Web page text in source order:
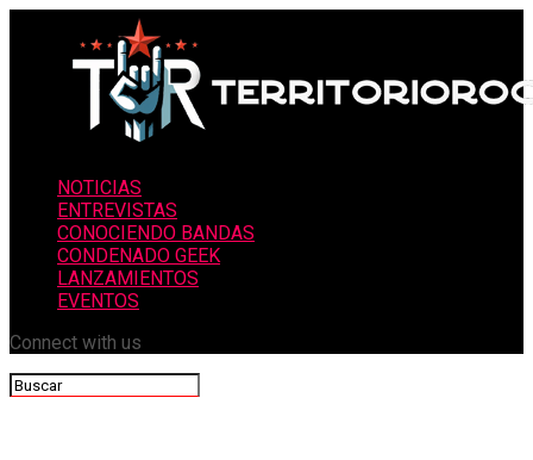
NOTICIAS
ENTREVISTAS
CONOCIENDO BANDAS
CONDENADO GEEK
LANZAMIENTOS
EVENTOS
Connect with us